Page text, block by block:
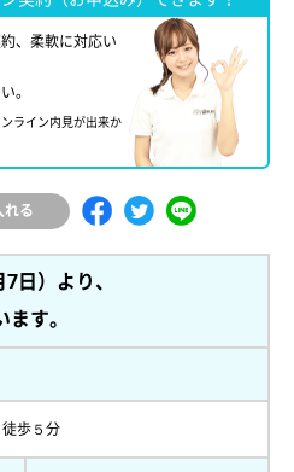
、柔軟に対応い
。
ライン内見が出来か
れる
日）より、
す。
徒歩５分